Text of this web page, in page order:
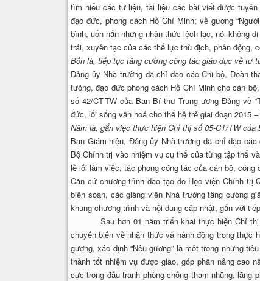
tìm hiểu các tư liệu, tài liệu các bài viết được
đạo đức, phong cách Hồ Chí Minh; về gương
bình, uốn nắn những nhận thức lệch lạc, nói không
trái, xuyên tạc của các thế lực thù địch, phản động,
Bốn là, tiếp tục tăng cường công tác giáo dục về tư
Đảng ủy Nhà trường đã chỉ đạo các Chi bộ, Đoàn
tưởng, đạo đức phong cách Hồ Chí Minh cho cán
số 42/CT-TW của Ban Bí thư Trung ương Đảng về
đức, lối sống văn hoá cho thế hệ trẻ giai đoạn 2015
Năm là, gắn việc thực hiện Chỉ thị số 05-CT/TW
Ban Giám hiệu, Đảng ủy Nhà trường đã chỉ đạo
Bộ Chính trị vào nhiệm vụ cụ thể của từng tập thể
lề lối làm việc, tác phong công tác của cán bộ, công
Căn cứ chương trình đào tạo do Học viện Chính trị
biên soạn, các giảng viên Nhà trường tăng cường
khung chương trình và nội dung cập nhật, gắn với
Sau hơn 01 năm triển khai thực hiện Chỉ thị
chuyển biến về nhận thức và hành động trong thực
gương, xác định “Nêu gương” là một trong những
thành tốt nhiệm vụ được giao, góp phần nâng cao
cực trong đấu tranh phòng chống tham nhũng,